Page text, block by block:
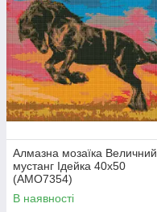
Алмазна мозаїка Величний
мустанг Ідейка 40х50
(AMO7354)
В наявності